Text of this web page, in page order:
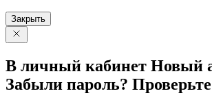
Закрыть
В личный кабинет Новый
Забыли пароль? Проверьте